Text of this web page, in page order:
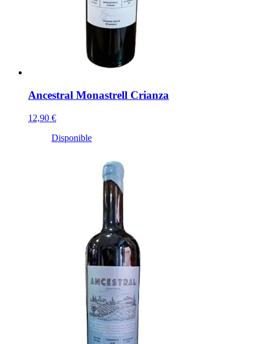
Ancestral Monastrell Crianza
12,90 €
Disponible